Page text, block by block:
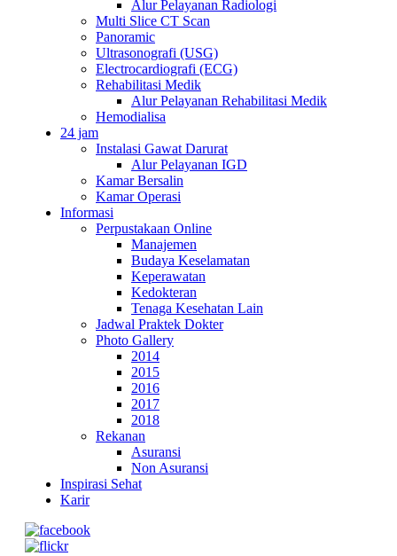
Alur Pelayanan Radiologi
Multi Slice CT Scan
Panoramic
Ultrasonografi (USG)
Electrocardiografi (ECG)
Rehabilitasi Medik
Alur Pelayanan Rehabilitasi Medik
Hemodialisa
24 jam
Instalasi Gawat Darurat
Alur Pelayanan IGD
Kamar Bersalin
Kamar Operasi
Informasi
Perpustakaan Online
Manajemen
Budaya Keselamatan
Keperawatan
Kedokteran
Tenaga Kesehatan Lain
Jadwal Praktek Dokter
Photo Gallery
2014
2015
2016
2017
2018
Rekanan
Asuransi
Non Asuransi
Inspirasi Sehat
Karir